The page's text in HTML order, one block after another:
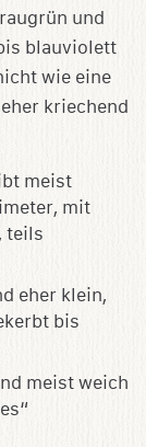
und
blauviolett
wie eine
kriechend
meist
mit
teils
eher klein,
bis
meist weich